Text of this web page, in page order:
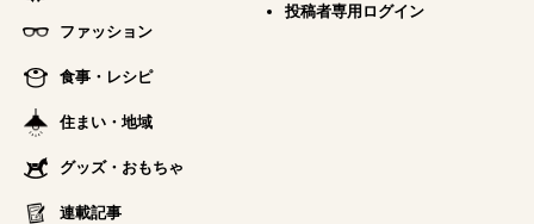
ファッション
食事・レシピ
住まい・地域
グッズ・おもちゃ
連載記事
投稿者専用ログイン